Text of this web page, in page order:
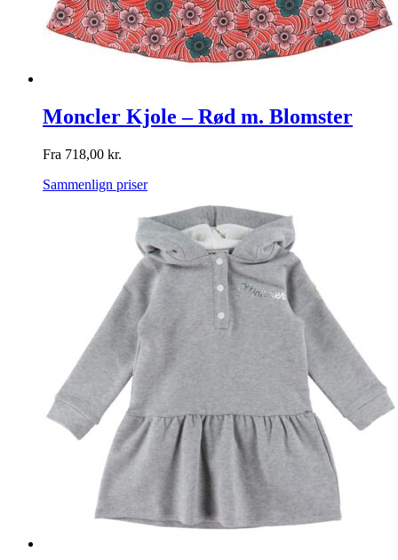
Moncler Kjole – Rød m. Blomster
Fra 718,00 kr.
Sammenlign priser